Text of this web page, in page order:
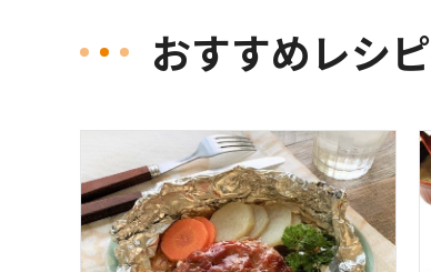
おすすめレシピ